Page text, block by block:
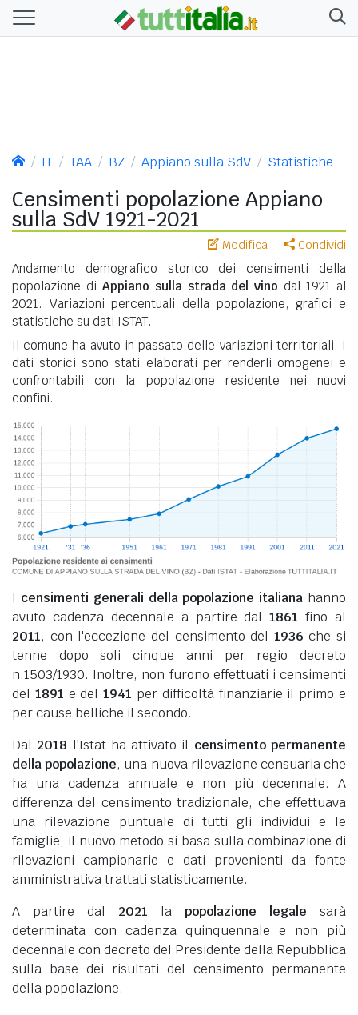
IT TAA BZ Appiano sulla SdV Statistiche
Censimenti popolazione Appiano
sulla SdV 1921-2021
Modifica Condividi
Andamento demografico storico dei censimenti della
popolazione di Appiano sulla strada del vino dal 1921 al
2021. Variazioni percentuali della popolazione, grafici e
statistiche su dati ISTAT.
Il comune ha avuto in passato delle variazioni territoriali. I
dati storici sono stati elaborati per renderli omogenei e
confrontabili con la popolazione residente nei nuovi
confini.
I censimenti generali della popolazione italiana hanno
avuto cadenza decennale a partire dal1861 fino al
2011, con l'eccezione del censimento del 1936 che si
tenne dopo soli cinque anni per regio decreto
n.1503/1930. Inoltre, non furono effettuati i censimenti
del 1891 e del1941 per difficoltà finanziarie il primo e
per cause belliche il secondo.
Dal 2018 l'Istat ha attivato il censimento permanente
della popolazione, una nuova rilevazione censuaria che
ha una cadenza annuale e non più decennale. A
differenza del censimento tradizionale, che effettuava
una rilevazione puntuale di tutti gli individui e le
famiglie, il nuovo metodo si basa sulla combinazione di
rilevazioni campionarie e dati provenienti da fonte
amministrativa trattati statisticamente.
A partire dal 2021 la popolazione legale sarà
determinata con cadenza quinquennale e non più
decennale con decreto del Presidente della Repubblica
sulla base dei risultati del censimento permanente
della popolazione.